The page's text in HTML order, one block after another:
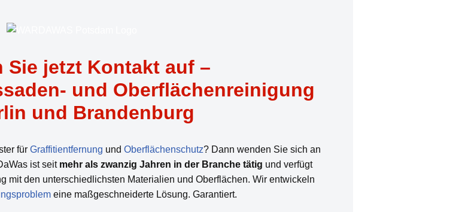
Sie jetzt Kontakt auf –
und Oberflächenreinigung
und Brandenburg
für Graffitientfernung und Oberflächenschutz? Dann wenden Sie sich an
ist seit mehr als zwanzig Jahren in der Branche tätig und verfügt
mit den unterschiedlichsten Materialien und Oberflächen. Wir entwickeln
eine maßgeschneiderte Lösung. Garantiert.